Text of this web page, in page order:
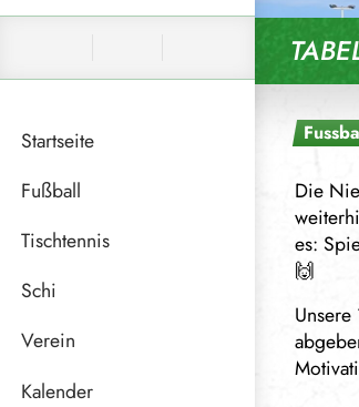
Startseite
Fußball
News
Tischtennis
Schi
Verein
Funktionäre
Kalender
Die
es:
🙌